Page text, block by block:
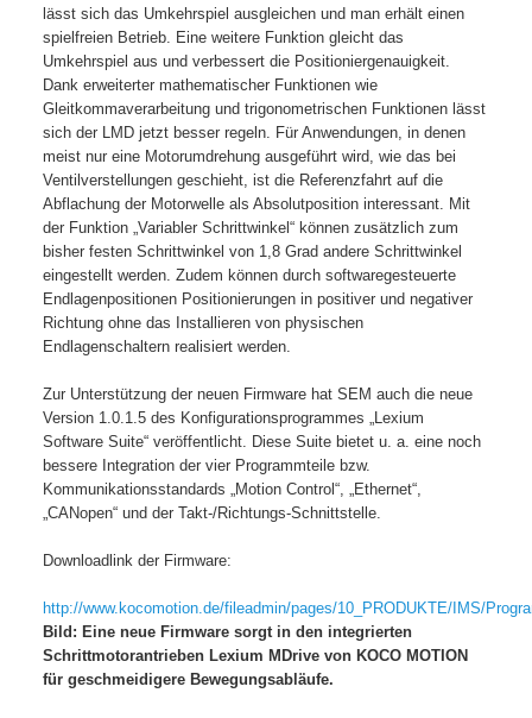
lässt sich das Umkehrspiel ausgleichen und man erhält einen
spielfreien Betrieb. Eine weitere Funktion gleicht das
Umkehrspiel aus und verbessert die Positioniergenauigkeit.
Dank erweiterter mathematischer Funktionen wie
Gleitkommaverarbeitung und trigonometrischen Funktionen lässt
sich der LMD jetzt besser regeln. Für Anwendungen, in denen
meist nur eine Motorumdrehung ausgeführt wird, wie das bei
Ventilverstellungen geschieht, ist die Referenzfahrt auf die
Abflachung der Motorwelle als Absolutposition interessant. Mit
der Funktion „Variabler Schrittwinkel“ können zusätzlich zum
bisher festen Schrittwinkel von 1,8 Grad andere Schrittwinkel
eingestellt werden. Zudem können durch softwaregesteuerte
Endlagenpositionen Positionierungen in positiver und negativer
Richtung ohne das Installieren von physischen
Endlagenschaltern realisiert werden.
Zur Unterstützung der neuen Firmware hat SEM auch die neue
Version 1.0.1.5 des Konfigurationsprogrammes „Lexium
Software Suite“ veröffentlicht. Diese Suite bietet u. a. eine noch
bessere Integration der vier Programmteile bzw.
Kommunikationsstandards „Motion Control“, „Ethernet“,
„CANopen“ und der Takt-/Richtungs-Schnittstelle.
Downloadlink der Firmware:
http://www.kocomotion.de/fileadmin/pages/10_PRODUKTE/IMS/
Bild: Eine neue Firmware sorgt in den integrierten
Schrittmotorantrieben Lexium MDrive von KOCO MOTION
für geschmeidigere Bewegungsabläufe.